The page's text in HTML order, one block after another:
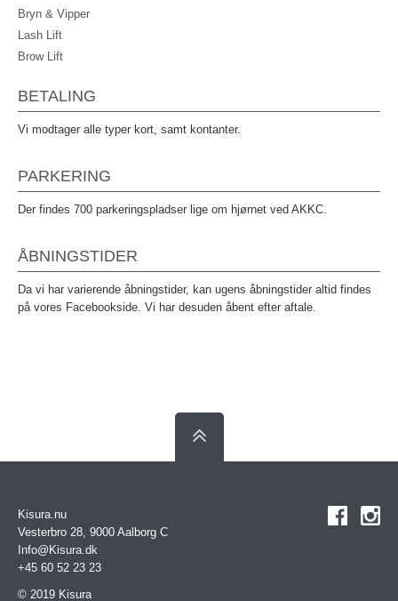
Bryn & Vipper
Lash Lift
Brow Lift
BETALING
Vi modtager alle typer kort, samt kontanter.
PARKERING
Der findes 700 parkeringspladser lige om hjørnet ved AKKC.
ÅBNINGSTIDER
Da vi har varierende åbningstider, kan ugens åbningstider altid findes
på vores Facebookside. Vi har desuden åbent efter aftale.
Kisura.nu
Vesterbro 28, 9000 Aalborg C
Info@Kisura.dk
+45 60 52 23 23
© 2019 Kisura